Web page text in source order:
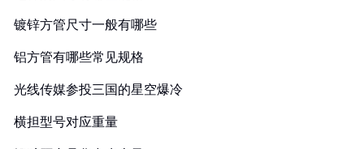
镀锌方管尺寸一般有哪些
铝方管有哪些常见规格
光线传媒参投三国的星空爆冷
横担型号对应重量